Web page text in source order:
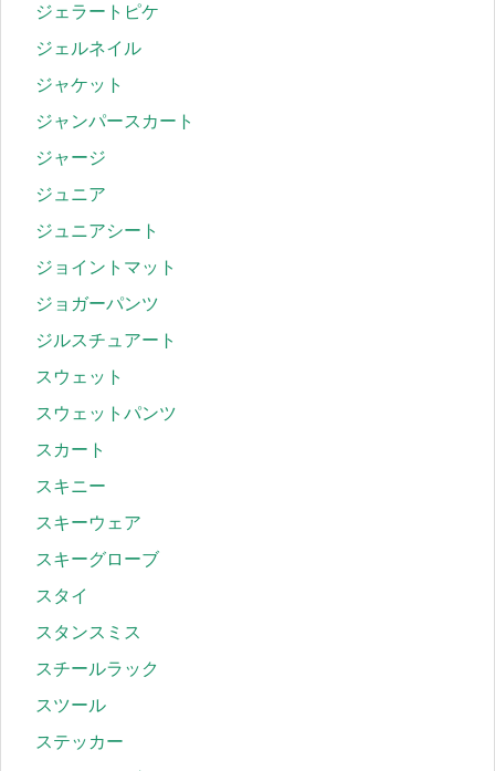
ジェラートピケ
ジェルネイル
ジャケット
ジャンパースカート
ジャージ
ジュニア
ジュニアシート
ジョイントマット
ジョガーパンツ
ジルスチュアート
スウェット
スウェットパンツ
スカート
スキニー
スキーウェア
スキーグローブ
スタイ
スタンスミス
スチールラック
スツール
ステッカー